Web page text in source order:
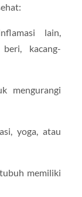
lain,
kacang-
mengurangi
yoga, atau
memiliki